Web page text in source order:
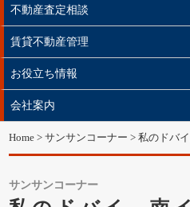
不動産査定相談
賃貸不動産管理
お役立ち情報
会社案内
Home >サンサンコーナー >私のドバ
サンサンコーナー